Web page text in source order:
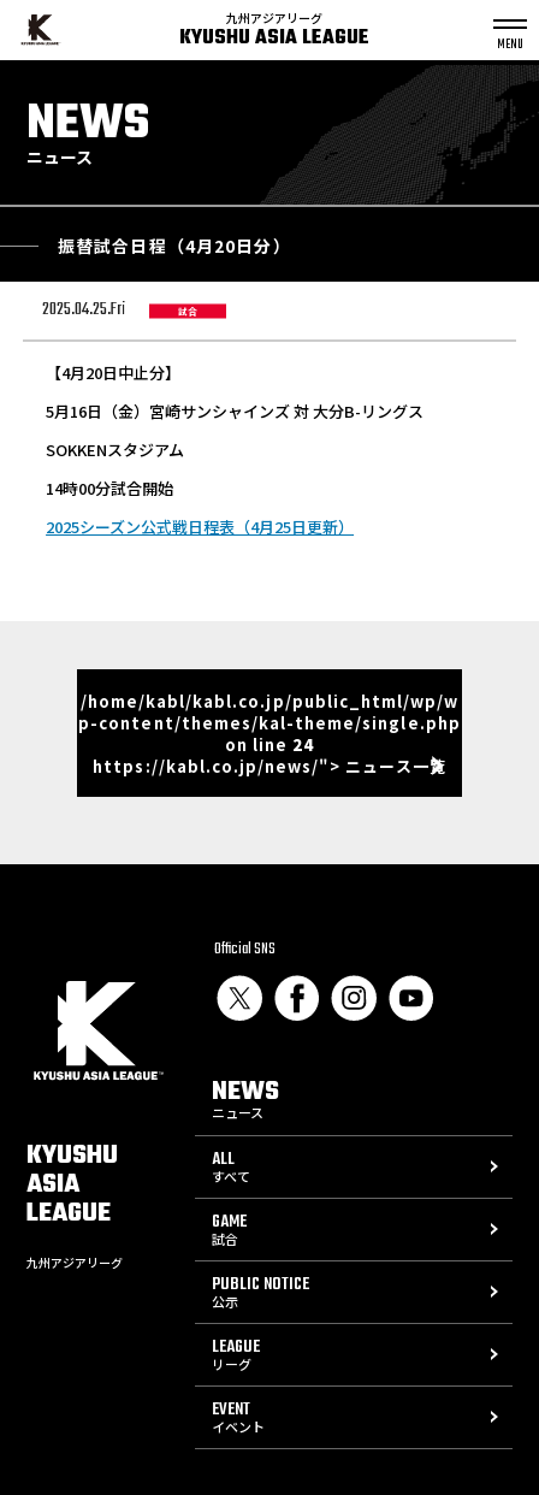
九州アジアリーグ
KYUSHU ASIA LEAGUE
NEWS
ニュース
振替試合日程（4月20日分）
2025.04.25.Fri 試合
【4月20日中止分】
5月16日（金）宮崎サンシャインズ 対 大分B-リングス
SOKKENスタジアム
14時00分試合開始
2025シーズン公式戦日程表（4月25日更新）
/home/kabl/kabl.co.jp/public_html/wp/w
p-content/themes/kal-theme/single.php
on line 24
https://kabl.co.jp/news/"> ニュース一覧
KYUSHU
ASIA
LEAGUE
九州アジアリーグ
Official SNS
NEWS
ニュース
ALL
すべて
GAME
試合
PUBLIC NOTICE
公示
LEAGUE
リーグ
EVENT
イベント